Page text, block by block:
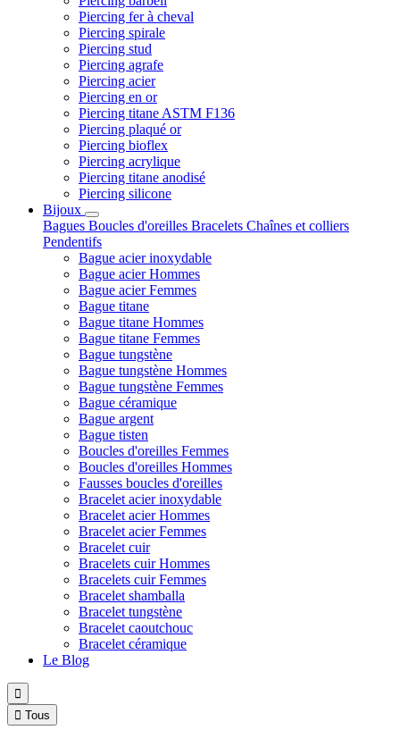
Piercing fer à cheval
Piercing spirale
Piercing stud
Piercing agrafe
Piercing acier
Piercing en or
Piercing titane ASTM F136
Piercing plaqué or
Piercing bioflex
Piercing acrylique
Piercing titane anodisé
Piercing silicone
Bijoux
Bagues Boucles d'oreilles Bracelets Chaînes et colliers
Pendentifs
Bague acier inoxydable
Bague acier Hommes
Bague acier Femmes
Bague titane
Bague titane Hommes
Bague titane Femmes
Bague tungstène
Bague tungstène Hommes
Bague tungstène Femmes
Bague céramique
Bague argent
Bague tisten
Boucles d'oreilles Femmes
Boucles d'oreilles Hommes
Fausses boucles d'oreilles
Bracelet acier inoxydable
Bracelet acier Hommes
Bracelet acier Femmes
Bracelet cuir
Bracelets cuir Hommes
Bracelets cuir Femmes
Bracelet shamballa
Bracelet tungstène
Bracelet caoutchouc
Bracelet céramique
Le Blog

 Tous